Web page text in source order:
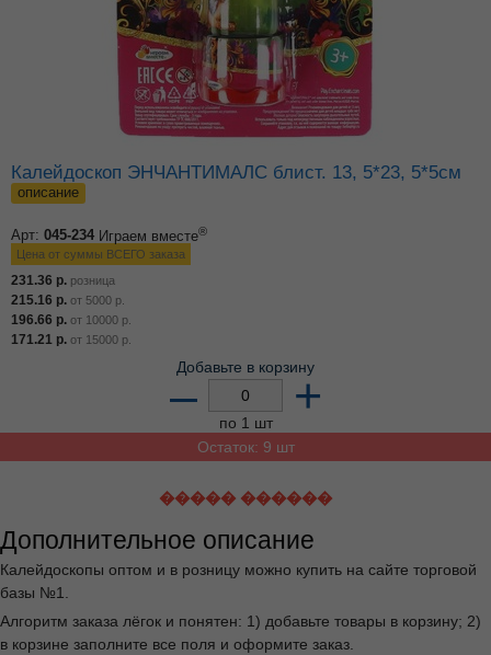
Калейдоскоп ЭНЧАНТИМАЛС блист. 13, 5*23, 5*5см
описание
Арт: 045-234 Играем вместе®
Цена от суммы ВСЕГО заказа
231.36 р. розница
215.16 р. от 5000 р.
196.66 р. от 10000 р.
171.21 р. от 15000 р.
Добавьте в корзину
– +
по 1 шт
Остаток: 9 шт
����� ������
Дополнительное описание
Калейдоскопы оптом и в розницу можно купить на сайте торговой
базы №1.
Алгоритм заказа лёгок и понятен: 1) добавьте товары в корзину; 2)
в корзине заполните все поля и оформите заказ.